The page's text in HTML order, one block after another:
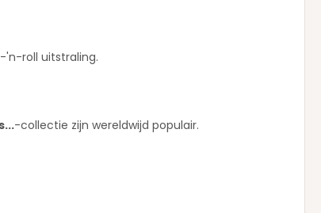
'n-roll uitstraling.
-collectie zijn wereldwijd populair.